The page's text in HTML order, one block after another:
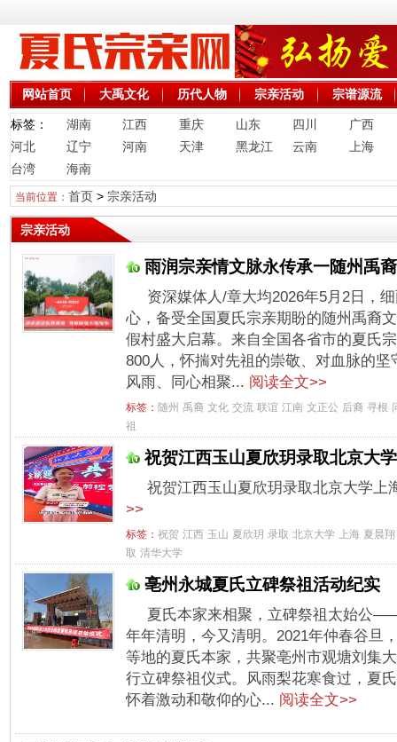
网站首页 大禹文化 历代人物 宗亲活动 宗谱源流
标签： 湖南 江西 重庆 山东 四川
广西
河北
辽宁 河南 天津 黑龙江 云南
上海
台湾
海南
当前位置： 首页> 宗亲活动
宗亲活动
雨润宗亲情文脉永传承一随州禹
资深媒体人/章大均2026年5月2日，
心，备受全国夏氏宗亲期盼的随州禹裔
假村盛大启幕。来自全国各省市的夏氏
800人，怀揣对先祖的崇敬、对血脉的
风雨、同心相聚... 阅读全文>>
标签： 随州 禹裔 文化 交流 联谊 江南 文正公 后裔 寻根
祖
祝贺江西玉山夏欣玥录取北京大
祝贺江西玉山夏欣玥录取北京大学
>>
标签： 祝贺 江西 玉山 夏欣玥 录取 北京大学 上海 夏晨翔
取 清华大学
亳州永城夏氏立碑祭祖活动纪实
夏氏本家来相聚，立碑祭祖太始公
年年清明，今又清明。2021年仲春谷旦
等地的夏氏本家，共聚亳州市观塘刘集
行立碑祭祖仪式。风雨梨花寒食过，夏
怀着激动和敬仰的心... 阅读全文>>